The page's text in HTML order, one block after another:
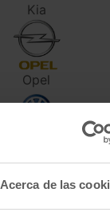
Acerca de las
Kia
Opel